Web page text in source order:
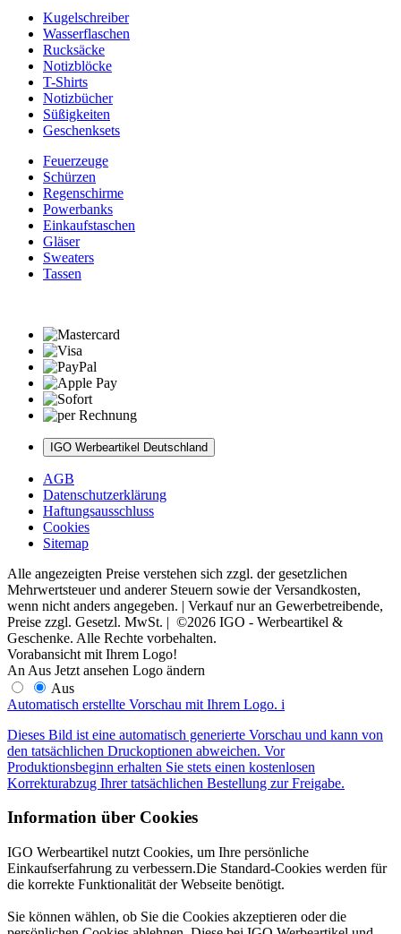
Kugelschreiber
Wasserflaschen
Rucksäcke
Notizblöcke
T-Shirts
Notizbücher
Süßigkeiten
Geschenksets
Feuerzeuge
Schürzen
Regenschirme
Powerbanks
Einkaufstaschen
Gläser
Sweaters
Tassen
IGO Werbeartikel Deutschland
AGB
Datenschutzerklärung
Haftungsausschluss
Cookies
Sitemap
Alle angezeigten Preise verstehen sich zzgl. der gesetzlichen
Mehrwertsteuer und anderer Steuern sowie der Versandkosten,
wenn nicht anders angegeben. | Verkauf nur an Gewerbetreibende,
Preise zzgl. Gesetzl. MwSt. | ©2026 IGO - Werbeartikel &
Geschenke. Alle Rechte vorbehalten.
Vorabansicht mit Ihrem Logo!
An Aus Jetzt ansehen Logo ändern
Aus
Automatisch erstellte Vorschau mit Ihrem Logo. i
Dieses Bild ist eine automatisch generierte Vorschau und kann von
den tatsächlichen Druckoptionen abweichen. Vor
Produktionsbeginn erhalten Sie stets einen kostenlosen
Korrekturabzug Ihrer tatsächlichen Bestellung zur Freigabe.
Information über Cookies
IGO Werbeartikel nutzt Cookies, um Ihre persönliche
Einkaufserfahrung zu verbessern.Die Standard-Cookies werden für
die korrekte Funktionalität der Webseite benötigt.
Sie können wählen, ob Sie die Cookies akzeptieren oder die